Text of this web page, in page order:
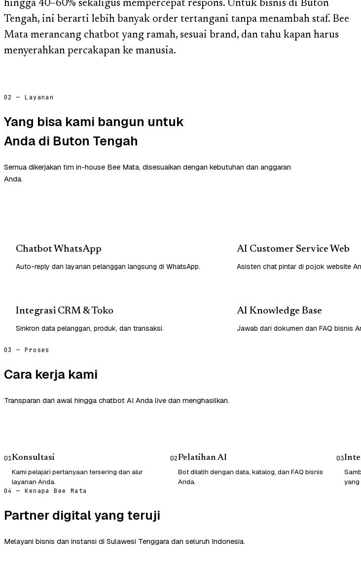
hingga 40–60% sekaligus mempercepat respons. Untuk bisnis di Buton
Tengah, ini berarti lebih banyak order tertangani tanpa menambah staf. Bee
Mata merancang chatbot yang ramah, sesuai brand, dan tahu kapan harus
menyerahkan percakapan ke manusia.
02 — Layanan
Yang bisa kami bangun untuk
Anda di Buton Tengah
Semua dikerjakan tim in-house Bee Mata, disesuaikan dengan kebutuhan dan anggaran
Anda.
Chatbot WhatsApp
Auto-reply dan layanan pelanggan langsung di WhatsApp.
AI Customer Service Web
Asisten chat pintar di pojok website
Integrasi CRM & Toko
Sinkron data pelanggan, produk, dan transaksi.
AI Knowledge Base
Jawab dari dokumen dan FAQ bisnis
03 — Proses
Cara kerja kami
Transparan dari awal hingga chatbot AI Anda live dan menghasilkan.
01Konsultasi
Kami pelajari pertanyaan tersering dan alur
layanan Anda.
02Pelatihan AI
Bot dilatih dengan data, katalog, dan FAQ bisnis
Anda.
03
yang
04 — Kenapa Bee Mata
Partner digital yang teruji
Melayani bisnis dan instansi di Sulawesi Tenggara dan seluruh Indonesia.